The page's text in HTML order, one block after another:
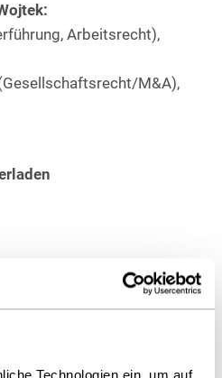
Arbeitsrecht),
M&A),